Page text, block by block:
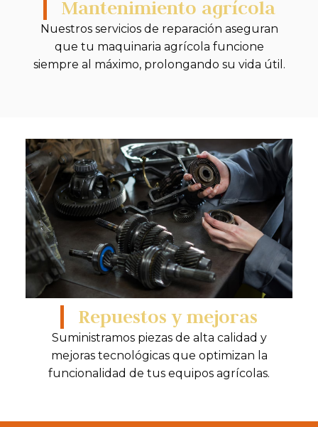
Mantenimiento agrícola
Nuestros servicios de reparación aseguran
que tu maquinaria agrícola funcione
siempre al máximo, prolongando su vida útil.
Repuestos y mejoras
Suministramos piezas de alta calidad y
mejoras tecnológicas que optimizan la
funcionalidad de tus equipos agrícolas.